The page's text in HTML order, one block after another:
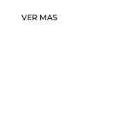
VER MAS